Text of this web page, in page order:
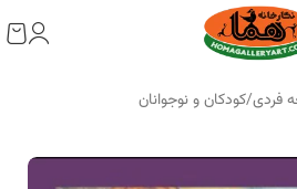
فردی/کودکان و نوجوانان